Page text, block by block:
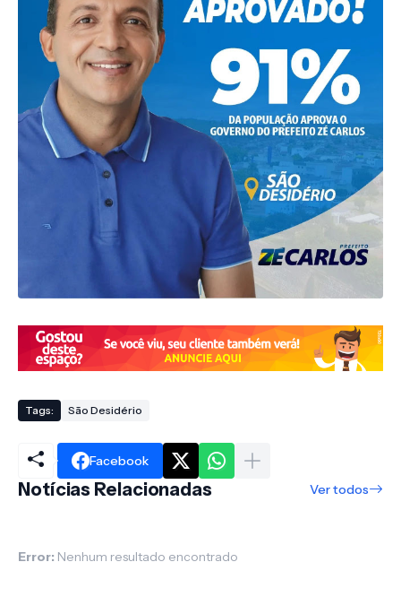
Tags: São Desidério
Facebook
Notícias Relacionadas Ver todos
Error: Nenhum resultado encontrado